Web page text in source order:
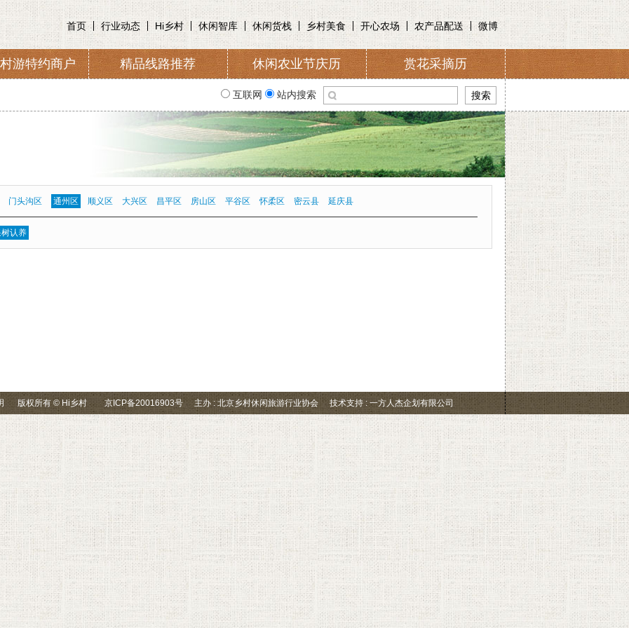
首页 行业动态 Hi乡村 休闲智库 休闲货栈 乡村美食 开心农场 农产品配送 微博
游特约商户 精品线路推荐 休闲农业节庆历 赏花采摘历
协会简介
互联网 站内搜索
门头沟区 通州区 顺义区 大兴区 昌平区 房山区 平谷区 怀柔区 密云县 延庆县
认养
版权所有 © Hi乡村 京ICP备20016903号 主办 : 北京乡村休闲旅游行业协会 技术支持 : 一方人杰企划有限公司